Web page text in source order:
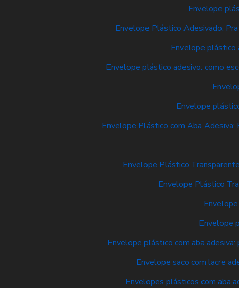
Envelope
Envelope Plástico Adesivado:
Envelope plástico
Envelope plástico adesivo: como
Envelope
Envelope Plástico com Aba Adesiva:
Envelope Plástico
Envelope Plástico
Envelope
Envelope plástico com aba adesiva:
Envelope saco com lacre
Envelopes plásticos com aba